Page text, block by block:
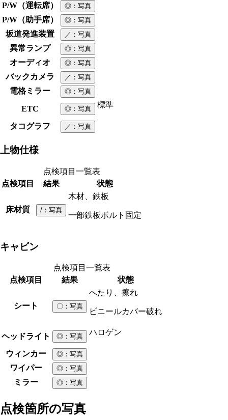
P/W（運転席） ◎ ：写真
P/W（助手席） ◎ ：写真
坂道発進装置 ／ ：写真
異常ランプ ◎ ：写真
オーディオ ◎ ：写真
バックカメラ ／ ：写真
電格ミラー ◎ ：写真
ETC ◎ ：写真 標準
タコグラフ ／ ：写真
上物仕様
点検項目一覧表
点検項目
結果 状態
床材質 / ：写真
木材、鉄板
一部鉄板ボルト固定
キャビン
点検項目一覧表
点検項目
結果 状態
シート 〇 ：写真
へたり、擦れ
ビニールカバー破れ
ヘッドライト ◎ ：写真 ハロゲン
ウィンカー ◎ ：写真
ワイパー ◎ ：写真
ミラー ◎ ：写真
点検箇所の写真